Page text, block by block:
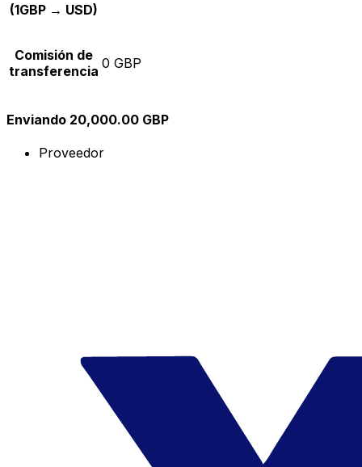
(1GBP → USD)
Comisión de
transferencia 0 GBP
Enviando 20,000.00 GBP
Proveedor